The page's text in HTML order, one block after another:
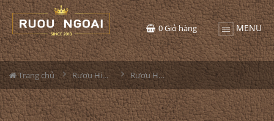
MENU
0Giỏ hàng
Trang chủ Rượu Hiếm - Cũ Rượu Hennessy Kenzo Yellow